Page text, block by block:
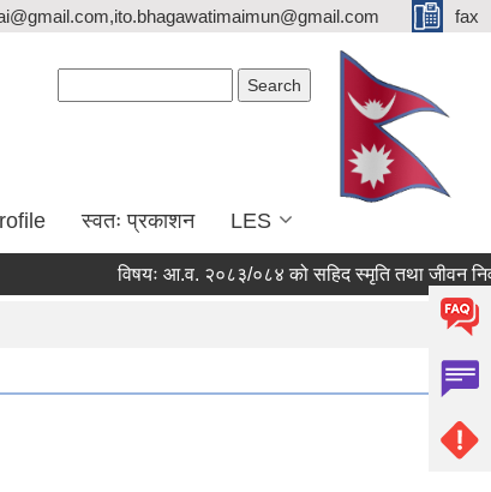
fax
स्वतः प्रकाशन LES
विषयः आ.व. २०८३/०८४ को सहिद स्मृति तथा जीवन निर्वाह